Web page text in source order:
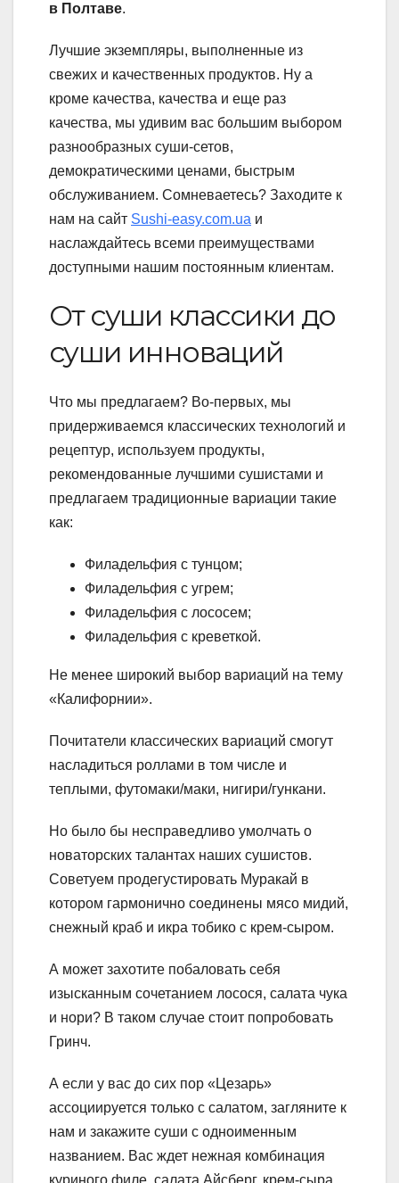
в Полтаве.
Лучшие экземпляры, выполненные из
свежих и качественных продуктов. Ну а
кроме качества, качества и еще раз
качества, мы удивим вас большим выбором
разнообразных суши-сетов,
демократическими ценами, быстрым
обслуживанием. Сомневаетесь? Заходите к
нам на сайт Sushi-easy.com.ua и
наслаждайтесь всеми преимуществами
доступными нашим постоянным клиентам.
От суши классики до
суши инноваций
Что мы предлагаем? Во-первых, мы
придерживаемся классических технологий и
рецептур, используем продукты,
рекомендованные лучшими сушистами и
предлагаем традиционные вариации такие
как:
Филадельфия с тунцом;
Филадельфия с угрем;
Филадельфия с лососем;
Филадельфия с креветкой.
Не менее широкий выбор вариаций на тему
«Калифорнии».
Почитатели классических вариаций смогут
насладиться роллами в том числе и
теплыми, футомаки/маки, нигири/гункани.
Но было бы несправедливо умолчать о
новаторских талантах наших сушистов.
Советуем продегустировать Муракай в
котором гармонично соединены мясо мидий,
снежный краб и икра тобико с крем-сыром.
А может захотите побаловать себя
изысканным сочетанием лосося, салата чука
и нори? В таком случае стоит попробовать
Гринч.
А если у вас до сих пор «Цезарь»
ассоциируется только с салатом, загляните к
нам и закажите суши с одноименным
названием. Вас ждет нежная комбинация